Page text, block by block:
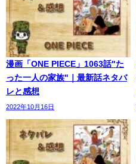
漫画「ONE PIECE」1063話"た
った一人の家族"｜最新話ネタバ
レと感想
2022年10月16日